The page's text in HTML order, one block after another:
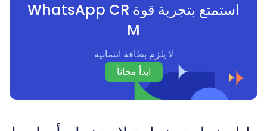
استمتع بتجربة قوة WhatsApp CR
M
لا يلزم بطاقة ائتمانية
ابدأ مجاناً